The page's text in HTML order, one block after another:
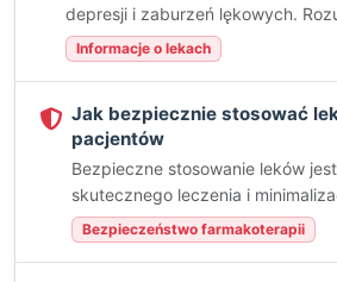
depresji i zaburzeń lękowych.
Informacje o lekach
Jak bezpiecznie stosować
pacjentów
Bezpieczne stosowanie leków
skutecznego leczenia i
Bezpieczeństwo farmakoterapii